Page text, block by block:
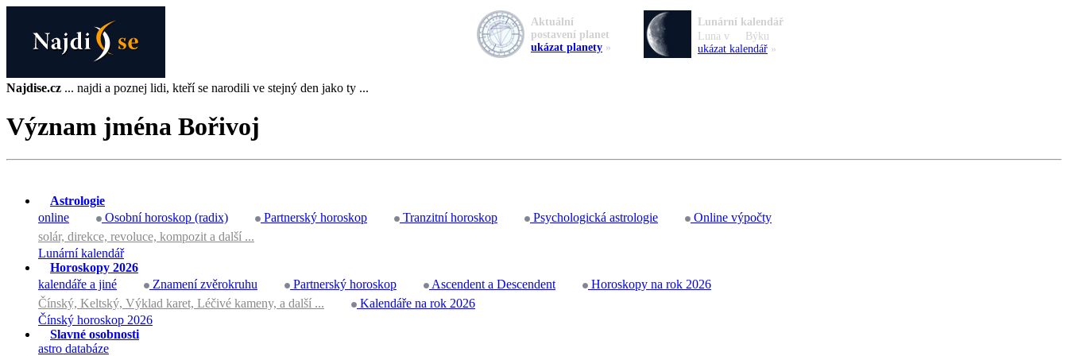
Najdise.cz ... najdi a poznej lidi, kteří se narodili ve stejný den jako ty ...
Význam jména Bořivoj
Astrologie
online
Osobní horoskop (radix) Partnerský horoskop Tranzitní horoskop Psychologická astrologie
Online výpočty
solár, direkce, revoluce, kompozit a další ...
Lunární kalendář
Horoskopy 2026
kalendáře a jiné
Znamení zvěrokruhu Partnerský horoskop Ascendent a Descendent
Horoskopy na rok 2026
Čínský, Keltský, Výklad karet, Léčivé kameny, a další ...
Kalendáře na rok 2026
Čínský horoskop 2026
Slavné osobnosti
astro databáze
Aktuální
postavení planet
ukázat planety »
Lunární kalendář
Luna v
Býku
ukázat kalendář »